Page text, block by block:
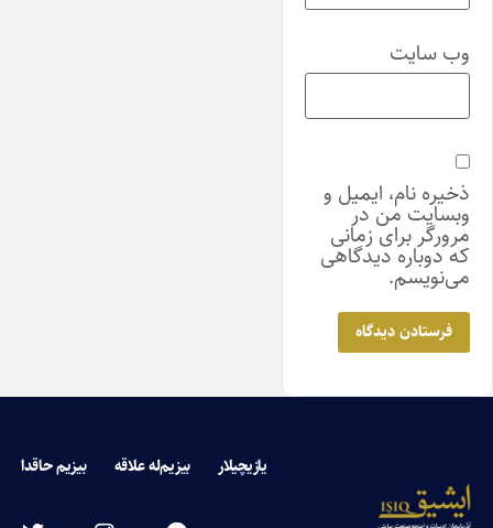
وب‌ سایت
ذخیره نام، ایمیل و
وبسایت من در
مرورگر برای زمانی
که دوباره دیدگاهی
می‌نویسم.
یازیچیلار بیزیم‌له علاقه بیزیم حاقدا